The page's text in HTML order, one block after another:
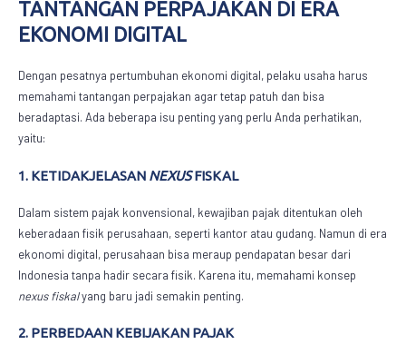
TANTANGAN PERPAJAKAN DI ERA
EKONOMI DIGITAL
Dengan pesatnya pertumbuhan ekonomi digital, pelaku usaha harus
memahami tantangan perpajakan agar tetap patuh dan bisa
beradaptasi. Ada beberapa isu penting yang perlu Anda perhatikan,
yaitu:
1. KETIDAKJELASAN NEXUSFISKAL
Dalam sistem pajak konvensional, kewajiban pajak ditentukan oleh
keberadaan fisik perusahaan, seperti kantor atau gudang. Namun di era
ekonomi digital, perusahaan bisa meraup pendapatan besar dari
Indonesia tanpa hadir secara fisik. Karena itu, memahami konsep
nexus fiskalyang baru jadi semakin penting.
2. PERBEDAAN KEBIJAKAN PAJAK